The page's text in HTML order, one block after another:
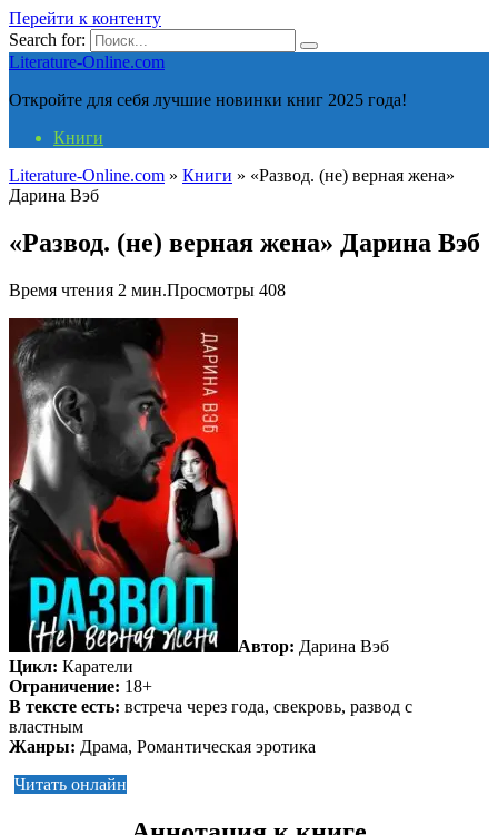
Перейти к контенту
Search for:
Literature-Online.com
Откройте для себя лучшие новинки книг 2025 года!
Книги
Literature-Online.com » Книги » «Развод. (не) верная жена»
Дарина Вэб
«Развод. (не) верная жена» Дарина Вэб
Время чтения 2 мин.Просмотры 408
Автор: Дарина Вэб
Цикл: Каратели
Ограничение: 18+
В тексте есть: встреча через года, свекровь, развод с
властным
Жанры: Драма, Романтическая эротика
Читать онлайн